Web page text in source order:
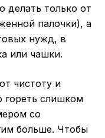
делать только от
палочки), а
нужд, в
или чашки.
чистоту и
гореть слишком
со
больше. Чтобы